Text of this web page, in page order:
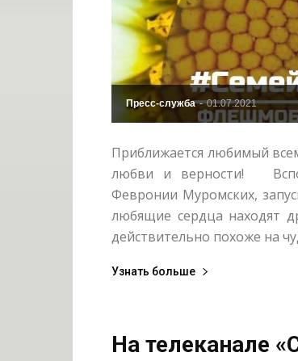
Пресс-служба - 01.07.2021
Приближается любимый
любви и верности! ⠀
Февронии Муромских,
любящие сердца находят
действительно похоже на
Узнать больше
На телеканале